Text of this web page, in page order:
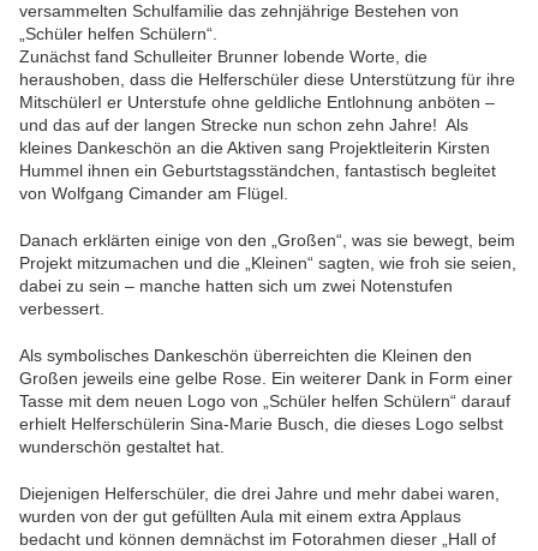
versammelten Schulfamilie das zehnjährige Bestehen von
„Schüler helfen Schülern“.
Zunächst fand Schulleiter Brunner lobende Worte, die
heraushoben, dass die Helferschüler diese Unterstützung für ihre
MitschülerI er Unterstufe ohne geldliche Entlohnung anböten –
und das auf der langen Strecke nun schon zehn Jahre! Als
kleines Dankeschön an die Aktiven sang Projektleiterin Kirsten
Hummel ihnen ein Geburtstagsständchen, fantastisch begleitet
von Wolfgang Cimander am Flügel.
Danach erklärten einige von den „Großen“, was sie bewegt, beim
Projekt mitzumachen und die „Kleinen“ sagten, wie froh sie seien,
dabei zu sein – manche hatten sich um zwei Notenstufen
verbessert.
Als symbolisches Dankeschön überreichten die Kleinen den
Großen jeweils eine gelbe Rose. Ein weiterer Dank in Form einer
Tasse mit dem neuen Logo von „Schüler helfen Schülern“ darauf
erhielt Helferschülerin Sina-Marie Busch, die dieses Logo selbst
wunderschön gestaltet hat.
Diejenigen Helferschüler, die drei Jahre und mehr dabei waren,
wurden von der gut gefüllten Aula mit einem extra Applaus
bedacht und können demnächst im Fotorahmen dieser „Hall of